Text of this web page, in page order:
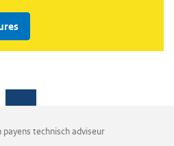
payens technisch adviseur